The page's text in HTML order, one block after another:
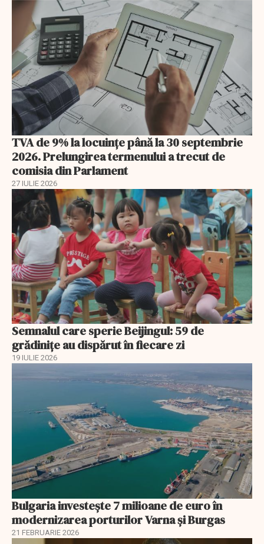
TVA de 9% la locuințe până la 30 septembrie
2026. Prelungirea termenului a trecut de
comisia din Parlament
27 IULIE 2026
Semnalul care sperie Beijingul: 59 de
grădinițe au dispărut în fiecare zi
19 IULIE 2026
Bulgaria investește 7 milioane de euro în
modernizarea porturilor Varna și Burgas
21 FEBRUARIE 2026